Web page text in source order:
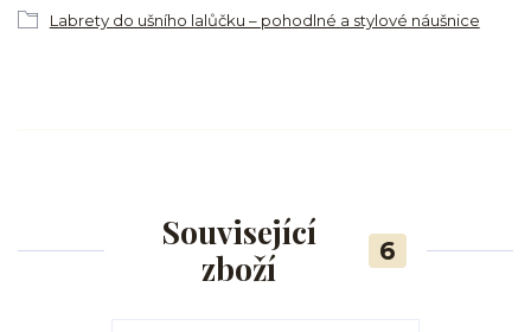
Labrety do ušního lalůčku – pohodlné a stylové náušnice
Související
zboží
6